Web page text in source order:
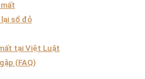
sổ đỏ
tại Việt Luật
(FAQ)